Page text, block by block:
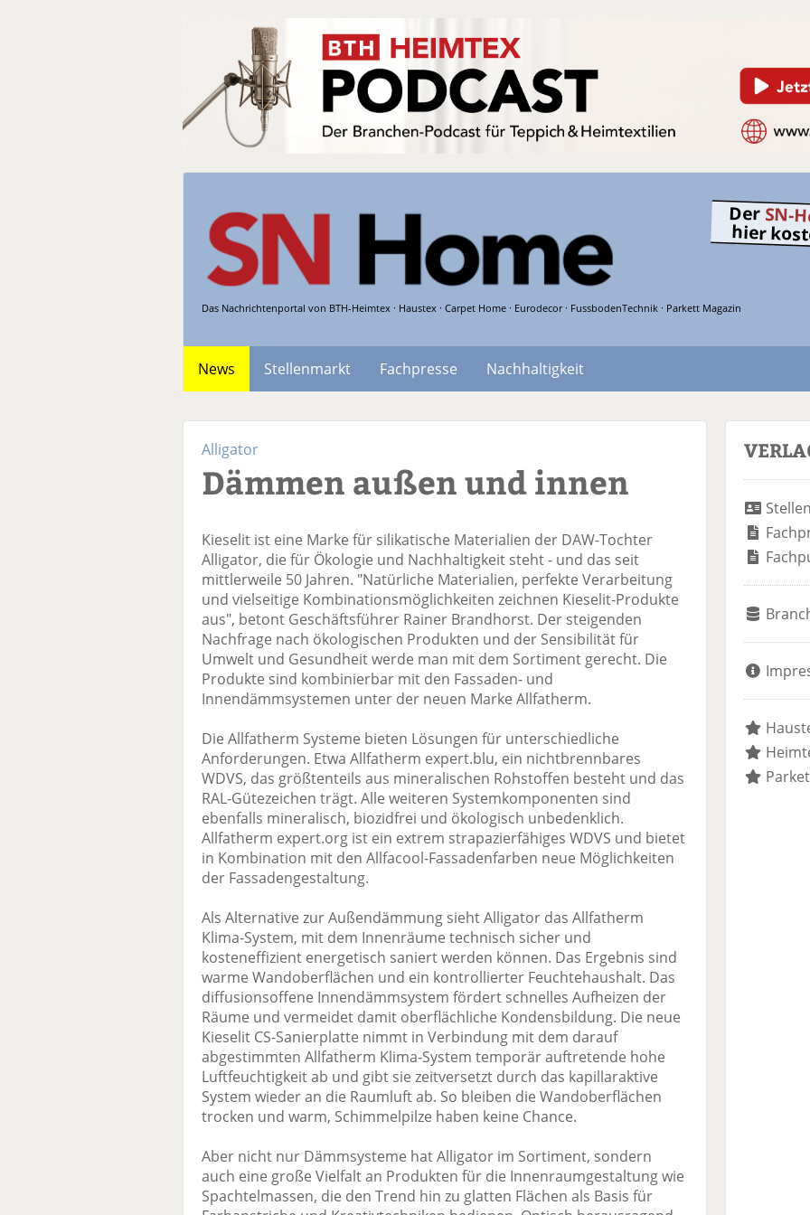
Das Nachrichtenportal von BTH-Heimtex · Haustex · Carpet Home · Eurodecor · FussbodenTechnik · Parkett Magazin
Der SN-
hier
News Stellenmarkt Fachpresse
Nachhaltigkeit
Alligator
Dämmen außen und innen
Kieselit ist eine Marke für silikatische Materialien der DAW-Tochter
Alligator, die für Ökologie und Nachhaltigkeit steht - und das seit
mittlerweile 50 Jahren. "Natürliche Materialien, perfekte Verarbeitung
und vielseitige Kombinationsmöglichkeiten zeichnen Kieselit-Produkte
aus", betont Geschäftsführer Rainer Brandhorst. Der steigenden
Nachfrage nach ökologischen Produkten und der Sensibilität für
Umwelt und Gesundheit werde man mit dem Sortiment gerecht. Die
Produkte sind kombinierbar mit den Fassaden- und
Innendämmsystemen unter der neuen Marke Allfatherm.
Die Allfatherm Systeme bieten Lösungen für unterschiedliche
Anforderungen. Etwa Allfatherm expert.blu, ein nichtbrennbares
WDVS, das größtenteils aus mineralischen Rohstoffen besteht und das
RAL-Gütezeichen trägt. Alle weiteren Systemkomponenten sind
ebenfalls mineralisch, biozidfrei und ökologisch unbedenklich.
Allfatherm expert.org ist ein extrem strapazierfähiges WDVS und bietet
in Kombination mit den Allfacool-Fassadenfarben neue Möglichkeiten
der Fassadengestaltung.
Als Alternative zur Außendämmung sieht Alligator das Allfatherm
Klima-System, mit dem Innenräume technisch sicher und
kosteneffizient energetisch saniert werden können. Das Ergebnis sind
warme Wandoberflächen und ein kontrollierter Feuchtehaushalt. Das
diffusionsoffene Innendämmsystem fördert schnelles Aufheizen der
Räume und vermeidet damit oberflächliche Kondensbildung. Die neue
Kieselit CS-Sanierplatte nimmt in Verbindung mit dem darauf
abgestimmten Allfatherm Klima-System temporär auftretende hohe
Luftfeuchtigkeit ab und gibt sie zeitversetzt durch das kapillaraktive
System wieder an die Raumluft ab. So bleiben die Wandoberflächen
trocken und warm, Schimmelpilze haben keine Chance.
Aber nicht nur Dämmsysteme hat Alligator im Sortiment, sondern
auch eine große Vielfalt an Produkten für die Innenraumgestaltung wie
Spachtelmassen, die den Trend hin zu glatten Flächen als Basis für